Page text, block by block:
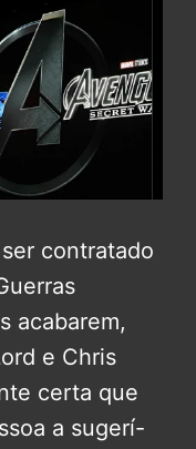
contratado
acabarem,
e Chris
certa que
a sugerí-